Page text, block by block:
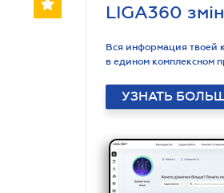
LIGA360
Вся информация твоей
в едином комплексном
УЗНАТЬ